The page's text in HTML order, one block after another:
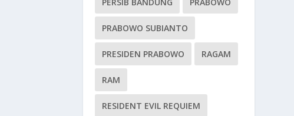
PRABOWO SUBIANTO
PRESIDEN PRABOWO RAGAM
RAM
RESIDENT EVIL REQUIEM